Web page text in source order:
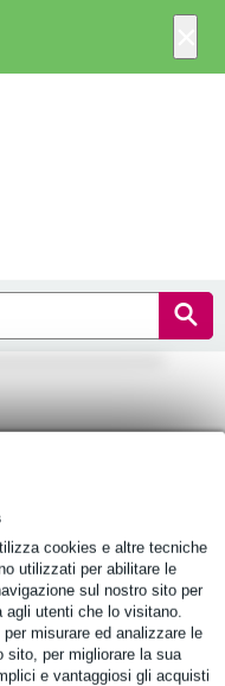
cookies e altre tecniche
utilizzati per abilitare le
sul nostro sito per
agli utenti che lo visitano.
misurare ed analizzare le
sito, per migliorare la sua
e vantaggiosi gli acquisti